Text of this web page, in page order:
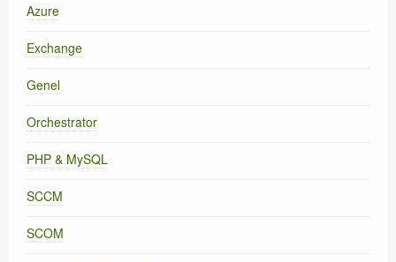
Azure
Exchange
Genel
Orchestrator
PHP & MySQL
SCCM
SCOM